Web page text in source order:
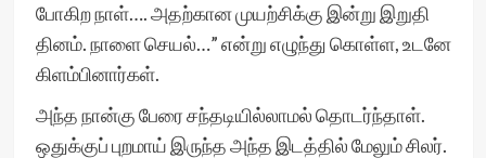
போகிற நாள்…. அதற்கான முயற்சிக்கு இன்று இறுதி
தினம். நாளை செயல்…” என்று எழுந்து கொள்ள, உடனே
கிளம்பினார்கள்.
அந்த நான்கு பேரை சந்தடியில்லாமல் தொடர்ந்தாள்.
ஒதுக்குப் புறமாய் இருந்த அந்த இடத்தில் மேலும் சிலர்.